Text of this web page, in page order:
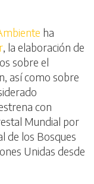
ha
, la elaboración de
sobre el
así como sobre
con
Mundial por
de los Bosques
Unidas desde